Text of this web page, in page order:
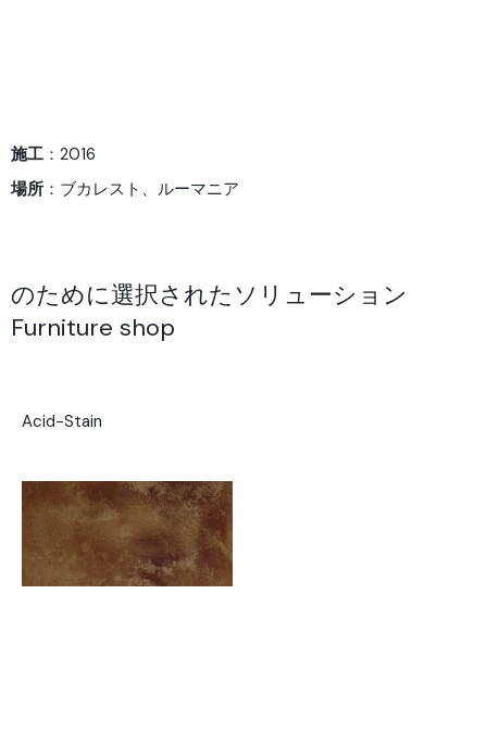
施工 ：2016
場所 ：ブカレスト、ルーマニア
のために選択されたソリューション
Furniture shop
Acid-Stain